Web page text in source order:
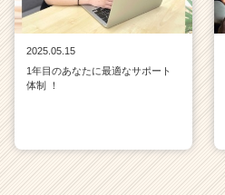
2025.05.15
1年目のあなたに最適なサポート
体制 ！